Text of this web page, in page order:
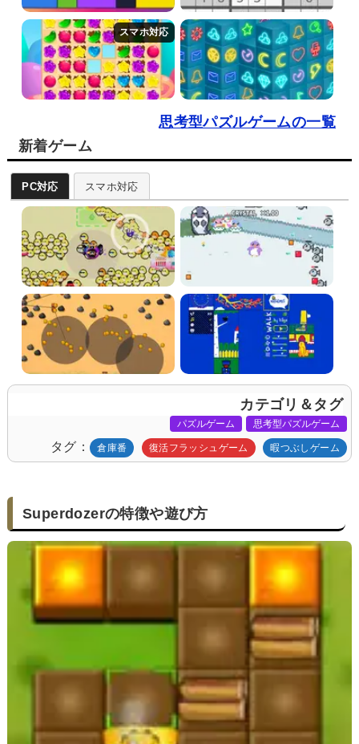
思考型パズルゲームの一覧
新着ゲーム
PC対応 スマホ対応
カテゴリ＆タグ
パズルゲーム 思考型パズルゲーム
タグ 倉庫番 復活フラッシュゲーム 暇つぶしゲーム
Superdozerの特徴や遊び方